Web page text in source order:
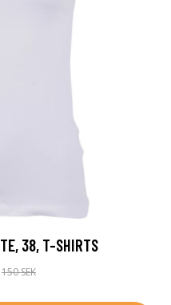
38, T-SHIRTS
150 SEK